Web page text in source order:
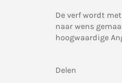
De verf wordt
naar wens
hoogwaardige
Delen